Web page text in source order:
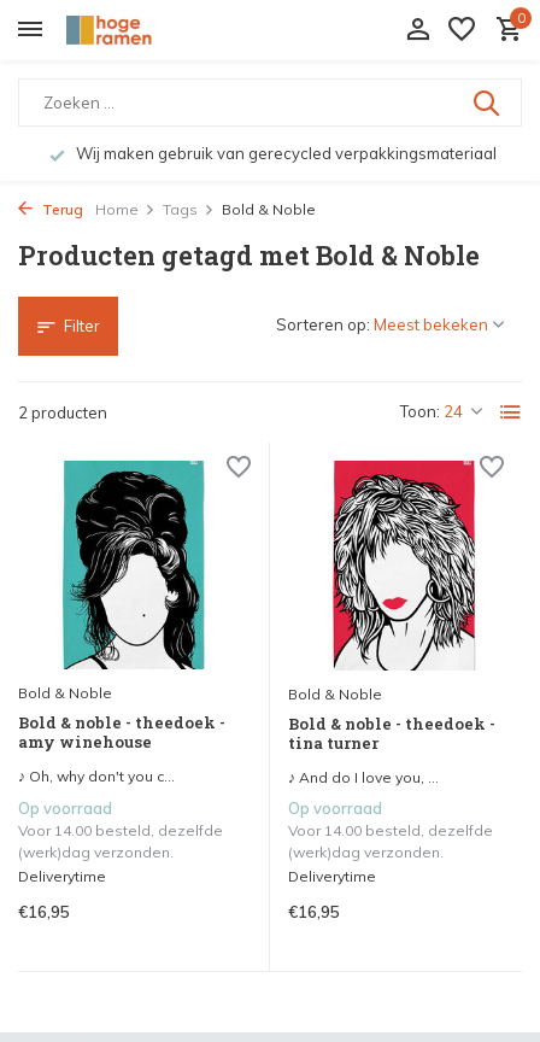
0
Wij maken gebruik van gerecycled verpakkingsmateriaal
Terug Home Tags Bold & Noble
Producten getagd met Bold & Noble
Filter
2 producten Toon:
Sorteren op:
Bold & Noble
Bold & noble - theedoek -
amy winehouse
♪ Oh, why don't you c...
Op voorraad
Voor 14.00 besteld, dezelfde
(werk)dag verzonden.
Deliverytime
€16,95
Bold & Noble
Bold & noble - theedoek -
tina turner
♪ And do I love you, ...
Op voorraad
Voor 14.00 besteld, dezelfde
(werk)dag verzonden.
Deliverytime
€16,95